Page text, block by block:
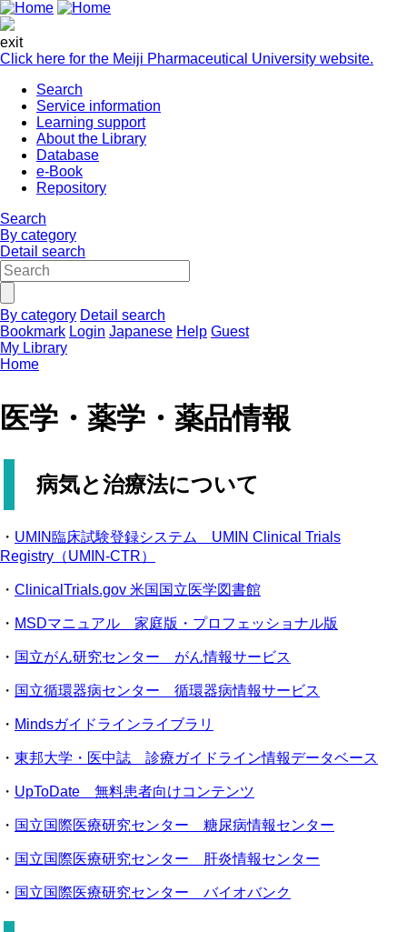
exit
Click here for the Meiji Pharmaceutical University website.
Search
Service information
Learning support
About the Library
Database
e-Book
Repository
Search
By category
Detail search
By category Detail search
Bookmark Login Japanese Help Guest
My Library
Home
医学・薬学・薬品情報
病気と治療法について
・ UMIN臨床試験登録システム UMIN Clinical Trials
Registry（UMIN-CTR）
・ ClinicalTrials.gov 米国国立医学図書館
・ MSDマニュアル 家庭版・プロフェッショナル版
・ 国立がん研究センター がん情報サービス
・ 国立循環器病センター 循環器病情報サービス
・ Mindsガイドラインライブラリ
・ 東邦大学・医中誌 診療ガイドライン情報データベース
・ UpToDate 無料患者向けコンテンツ
・ 国立国際医療研究センター 糖尿病情報センター
・ 国立国際医療研究センター 肝炎情報センター
・ 国立国際医療研究センター バイオバンク